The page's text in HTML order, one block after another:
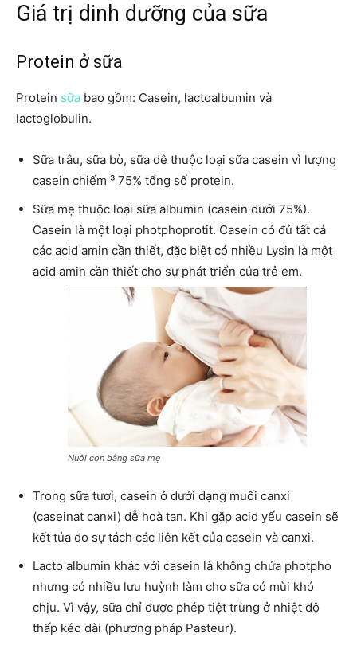
Giá trị dinh dưỡng của sữa
Protein ở sữa
Protein sữa bao gồm: Casein, lactoalbumin và
lactoglobulin.
Sữa trâu, sữa bò, sữa dê thuộc loại sữa casein vì lượng
casein chiếm ³ 75% tổng số protein.
Sữa mẹ thuộc loại sữa albumin (casein dưới 75%).
Casein là một loại photphoprotit. Casein có đủ tất cả
các acid amin cần thiết, đặc biệt có nhiều Lysin là một
acid amin cần thiết cho sự phát triển của trẻ em.
Nuôi con bằng sữa mẹ
Trong sữa tươi, casein ở dưới dạng muối canxi
(caseinat canxi) dễ hoà tan. Khi gặp acid yếu casein sẽ
kết tủa do sự tách các liên kết của casein và canxi.
Lacto albumin khác với casein là không chứa photpho
nhưng có nhiều lưu huỳnh làm cho sữa có mùi khó
chịu. Vì vậy, sữa chỉ được phép tiệt trùng ở nhiệt độ
thấp kéo dài (phương pháp Pasteur).